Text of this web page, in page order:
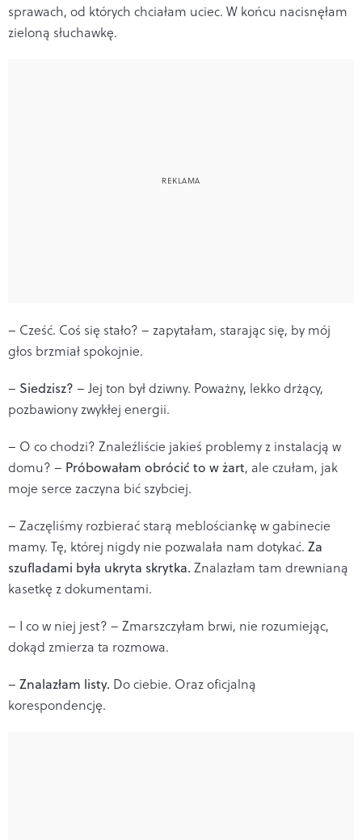
sprawach, od których chciałam uciec. W końcu nacisnęłam
zieloną słuchawkę.
– Cześć. Coś się stało? – zapytałam, starając się, by mój
głos brzmiał spokojnie.
– Siedzisz? – Jej ton był dziwny. Poważny, lekko drżący,
pozbawiony zwykłej energii.
– O co chodzi? Znaleźliście jakieś problemy z instalacją w
domu? – Próbowałam obrócić to w żart, ale czułam, jak
moje serce zaczyna bić szybciej.
– Zaczęliśmy rozbierać starą meblościankę w gabinecie
mamy. Tę, której nigdy nie pozwalała nam dotykać. Za
szufladami była ukryta skrytka. Znalazłam tam drewnianą
kasetkę z dokumentami.
– I co w niej jest? – Zmarszczyłam brwi, nie rozumiejąc,
dokąd zmierza ta rozmowa.
– Znalazłam listy. Do ciebie. Oraz oficjalną
korespondencję.